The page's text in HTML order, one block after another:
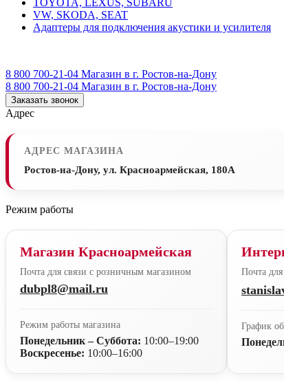
TOYOTA, LEXUS, SUBARU
VW, SKODA, SEAT
Адаптеры для подключения акустики и усилителя
8 800 700-21-04 Магазин в г. Ростов-на-Дону
8 800 700-21-04 Магазин в г. Ростов-на-Дону
Заказать звонок
Адрес
АДРЕС МАГАЗИНА
Ростов-на-Дону, ул. Красноармейская, 180А
Режим работы
Магазин Красноармейская
Почта для связи с розничным магазином
dubpl8@mail.ru
Режим работы магазина
Понедельник – Суббота: 10:00–19:00
Воскресенье: 10:00–16:00
Почта
График